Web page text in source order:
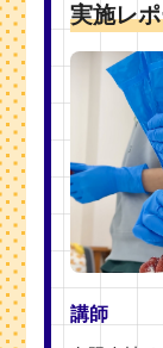
実施レ
講師